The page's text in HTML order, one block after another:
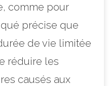
comme pour
précise que
de vie limitée
réduire les
causés aux